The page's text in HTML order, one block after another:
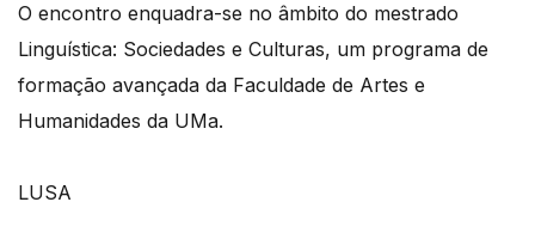
O encontro enquadra-se no âmbito do mestrado
Linguística: Sociedades e Culturas, um programa de
formação avançada da Faculdade de Artes e
Humanidades da UMa.
LUSA